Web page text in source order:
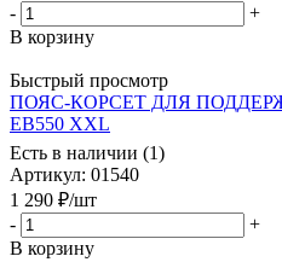
-
+
В корзину
Быстрый просмотр
ПОЯС-КОРСЕТ ДЛЯ
ЕВ550 XXL
Есть в наличии (1)
Артикул: 01540
1 290 ₽/шт
-
+
В корзину